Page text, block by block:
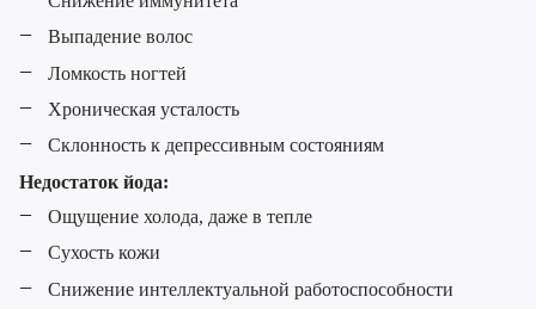
Выпадение волос
Ломкость ногтей
Хроническая усталость
Склонность к депрессивным состояниям
Недостаток йода:
Ощущение холода, даже в тепле
Сухость кожи
Снижение интеллектуальной работоспособности